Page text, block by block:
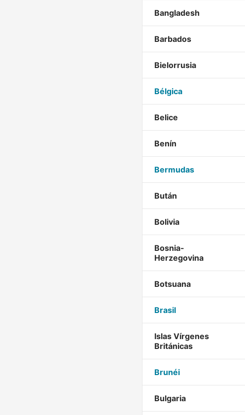
Bangladesh
Barbados
Bielorrusia
Bélgica
Belice
Benín
Bermudas
Bután
Bolivia
Bosnia-
Herzegovina
Botsuana
Brasil
Islas Vírgenes
Británicas
Brunéi
Bulgaria